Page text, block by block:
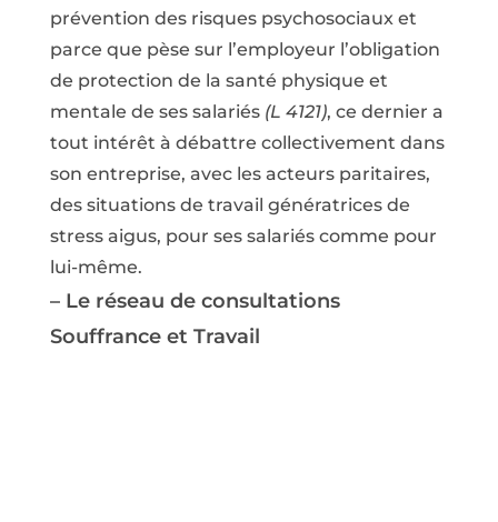
prévention des risques psychosociaux et
parce que pèse sur l’employeur l’obligation
de protection de la santé physique et
mentale de ses salariés (L 4121), ce dernier a
tout intérêt à débattre collectivement dans
son entreprise, avec les acteurs paritaires,
des situations de travail génératrices de
stress aigus, pour ses salariés comme pour
lui-même.
– Le réseau de consultations
Souffrance et Travail